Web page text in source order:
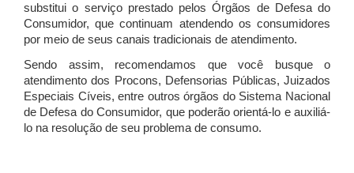
substitui o serviço prestado pelos Órgãos de Defesa do
Consumidor, que continuam atendendo os consumidores
por meio de seus canais tradicionais de atendimento.
Sendo assim, recomendamos que você busque o
atendimento dos Procons, Defensorias Públicas, Juizados
Especiais Cíveis, entre outros órgãos do Sistema Nacional
de Defesa do Consumidor, que poderão orientá-lo e auxiliá-
lo na resolução de seu problema de consumo.